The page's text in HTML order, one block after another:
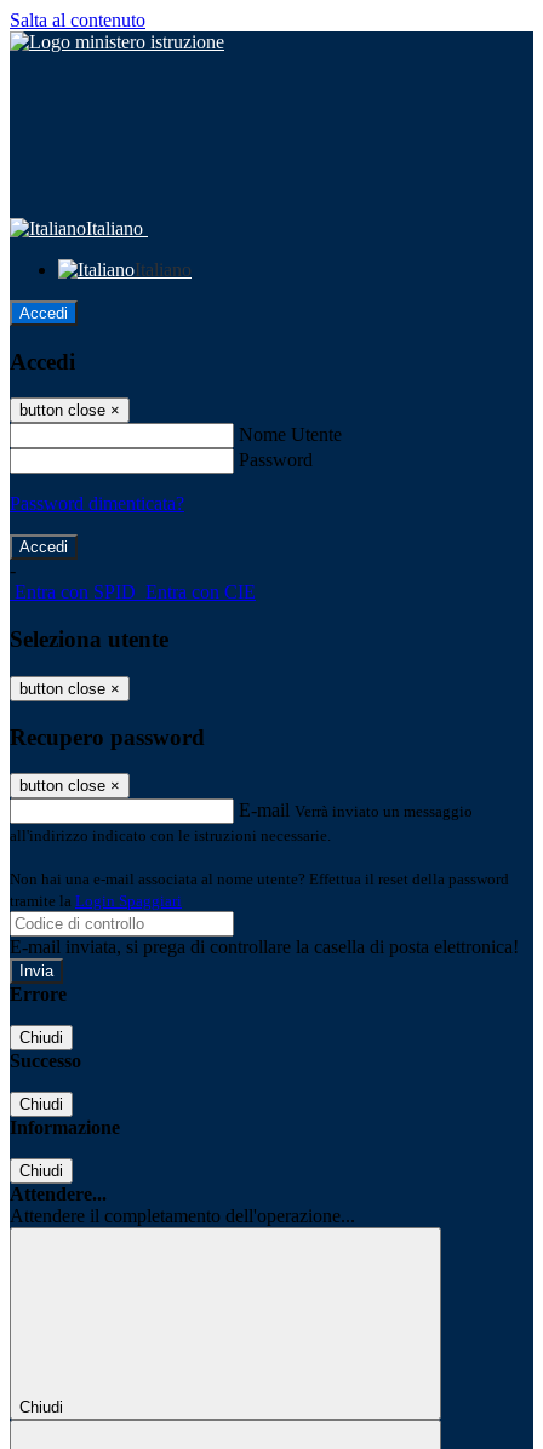
Salta al contenuto
Italiano
Italiano
Accedi
Accedi
button close ×
Nome Utente
Password
Password dimenticata?
-
Entra con SPID Entra con CIE
Seleziona utente
button close ×
Recupero password
button close ×
E-mail Verrà inviato un messaggio
all'indirizzo indicato con le istruzioni necessarie.
Non hai una e-mail associata al nome utente? Effettua il reset della password
tramite la Login Spaggiari
E-mail inviata, si prega di controllare la casella di posta elettronica!
Errore
Chiudi
Successo
Chiudi
Informazione
Chiudi
Attendere...
Attendere il completamento dell'operazione...
Chiudi